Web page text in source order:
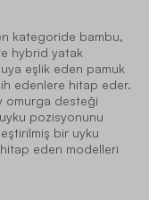
kategoride bambu,
hybrid yatak
eşlik eden pamuk
edenlere hitap eder.
omurga desteği
pozisyonunu
bir uyku
eden modelleri